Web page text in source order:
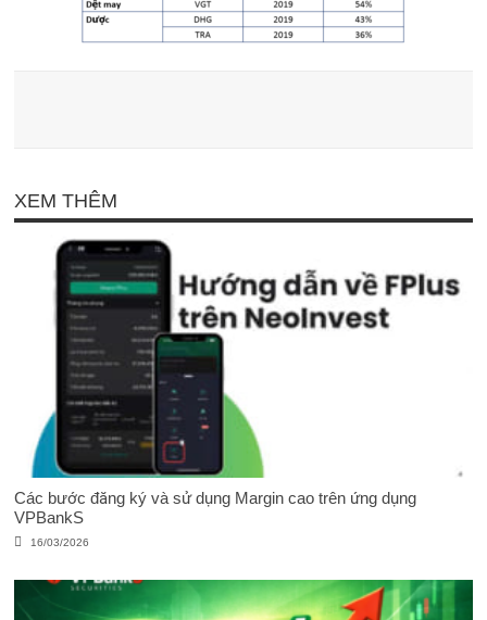
XEM THÊM
Các bước đăng ký và sử dụng Margin cao trên ứng dụng
VPBankS
16/03/2026